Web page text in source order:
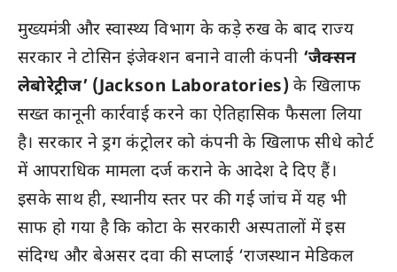
मुख्यमंत्री और स्वास्थ्य विभाग के कड़े रुख के बाद राज्य
सरकार ने टोसिन इंजेक्शन बनाने वाली कंपनी ‘जैक्सन
लेबोरेट्रीज’ (Jackson Laboratories) के खिलाफ
सख्त कानूनी कार्रवाई करने का ऐतिहासिक फैसला लिया
है। सरकार ने ड्रग कंट्रोलर को कंपनी के खिलाफ सीधे कोर्ट
में आपराधिक मामला दर्ज कराने के आदेश दे दिए हैं।
इसके साथ ही, स्थानीय स्तर पर की गई जांच में यह भी
साफ हो गया है कि कोटा के सरकारी अस्पतालों में इस
संदिग्ध और बेअसर दवा की सप्लाई ‘राजस्थान मेडिकल